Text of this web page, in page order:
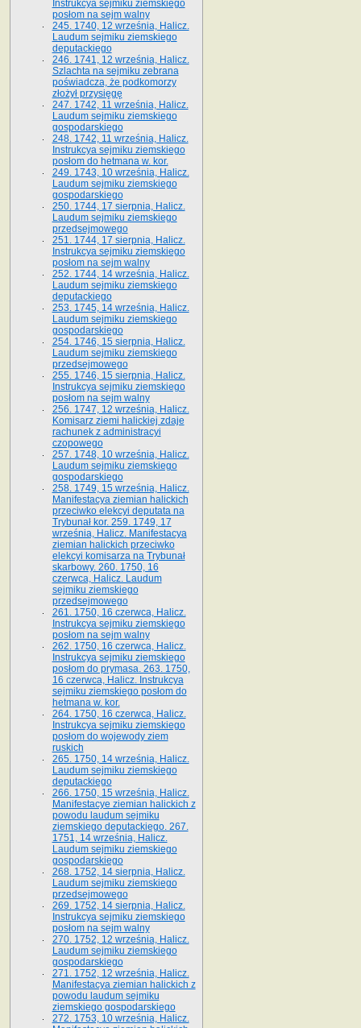
Instrukcya sejmiku ziemskiego
posłom na sejm walny
245. 1740, 12 września, Halicz.
Laudum sejmiku ziemskiego
deputackiego
246. 1741, 12 września, Halicz.
Szlachta na sejmiku zebrana
poświadcza, że podkomorzy
złożył przysięgę
247. 1742, 11 września, Halicz.
Laudum sejmiku ziemskiego
gospodarskiego
248. 1742, 11 września, Halicz.
Instrukcya sejmiku ziemskiego
posłom do hetmana w. kor.
249. 1743, 10 września, Halicz.
Laudum sejmiku ziemskiego
gospodarskiego
250. 1744, 17 sierpnia, Halicz.
Laudum sejmiku ziemskiego
przedsejmowego
251. 1744, 17 sierpnia, Halicz.
Instrukcya sejmiku ziemskiego
posłom na sejm walny
252. 1744, 14 września, Halicz.
Laudum sejmiku ziemskiego
deputackiego
253. 1745, 14 września, Halicz.
Laudum sejmiku ziemskiego
gospodarskiego
254. 1746, 15 sierpnia, Halicz.
Laudum sejmiku ziemskiego
przedsejmowego
255. 1746, 15 sierpnia, Halicz.
Instrukcya sejmiku ziemskiego
posłom na sejm walny
256. 1747, 12 września, Halicz.
Komisarz ziemi halickiej zdaje
rachunek z administracyi
czopowego
257. 1748, 10 września, Halicz.
Laudum sejmiku ziemskiego
gospodarskiego
258. 1749, 15 września, Halicz.
Manifestacya ziemian halickich
przeciwko elekcyi deputata na
Trybunał kor. 259. 1749, 17
września, Halicz. Manifestacya
ziemian halickich przeciwko
elekcyi komisarza na Trybunał
skarbowy. 260. 1750, 16
czerwca, Halicz. Laudum
sejmiku ziemskiego
przedsejmowego
261. 1750, 16 czerwca, Halicz.
Instrukcya sejmiku ziemskiego
posłom na sejm walny
262. 1750, 16 czerwca, Halicz.
Instrukcya sejmiku ziemskiego
posłom do prymasa. 263. 1750,
16 czerwca, Halicz. Instrukcya
sejmiku ziemskiego posłom do
hetmana w. kor.
264. 1750, 16 czerwca, Halicz.
Instrukcya sejmiku ziemskiego
posłom do wojewody ziem
ruskich
265. 1750, 14 września, Halicz.
Laudum sejmiku ziemskiego
deputackiego
266. 1750, 15 września, Halicz.
Manifestacye ziemian halickich z
powodu laudum sejmiku
ziemskiego deputackiego. 267.
1751, 14 września, Halicz.
Laudum sejmiku ziemskiego
gospodarskiego
268. 1752, 14 sierpnia, Halicz.
Laudum sejmiku ziemskiego
przedsejmowego
269. 1752, 14 sierpnia, Halicz.
Instrukcya sejmiku ziemskiego
posłom na sejm walny
270. 1752, 12 września, Halicz.
Laudum sejmiku ziemskiego
gospodarskiego
271. 1752, 12 września, Halicz.
Manifestacya ziemian halickich z
powodu laudum sejmiku
ziemskiego gospodarskiego
272. 1753, 10 września, Halicz.